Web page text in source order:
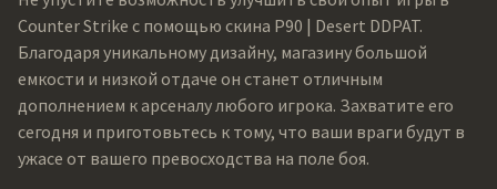
Counter Strike с помощью скина P90 | Desert DDPAT.
Благодаря уникальному дизайну, магазину большой
емкости и низкой отдаче он станет отличным
дополнением к арсеналу любого игрока. Захватите его
сегодня и приготовьтесь к тому, что ваши враги будут в
ужасе от вашего превосходства на поле боя.